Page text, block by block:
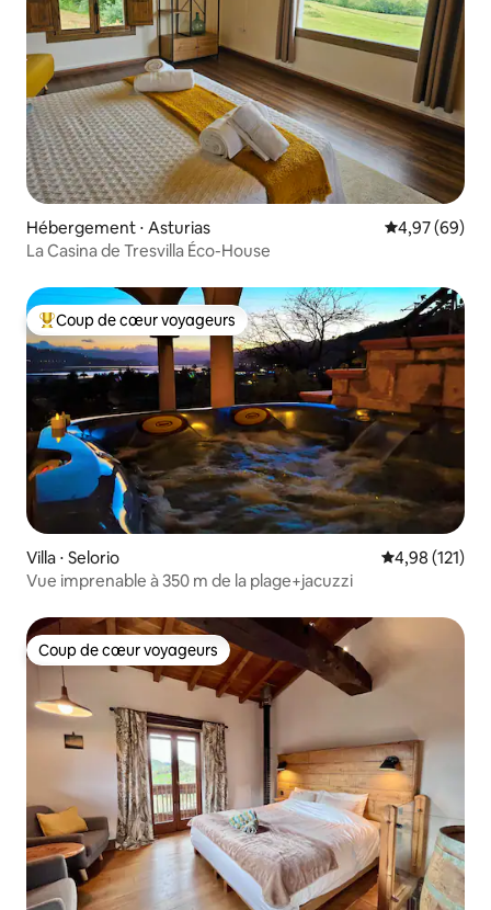
Hébergement ⋅ Asturias Évaluation
4,97 (69)
La Casina de Tresvilla Éco-House
Coups de cœur voyageurs les plus appréciés
Coup de cœur voyageurs
Villa ⋅ Selorio Évaluation
4,98 (121)
Vue imprenable à 350 m de la plage+jacuzzi
Coup de cœur voyageurs
Coup de cœur voyageurs